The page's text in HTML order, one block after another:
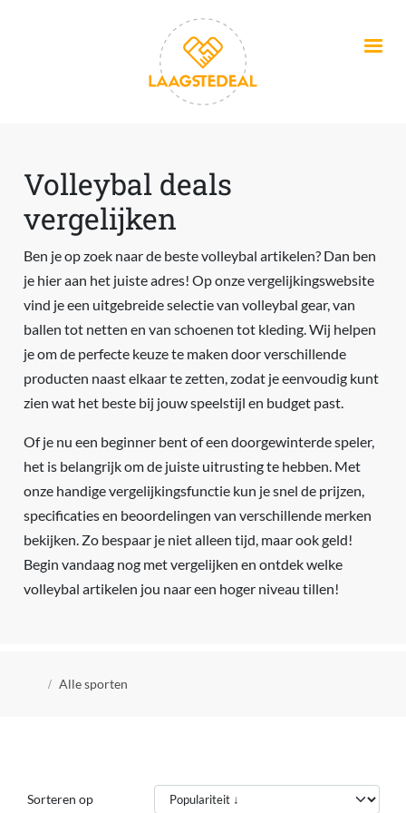
Volleybal deals
vergelijken
Ben je op zoek naar de beste volleybal artikelen? Dan ben
je hier aan het juiste adres! Op onze vergelijkingswebsite
vind je een uitgebreide selectie van volleybal gear, van
ballen tot netten en van schoenen tot kleding. Wij helpen
je om de perfecte keuze te maken door verschillende
producten naast elkaar te zetten, zodat je eenvoudig kunt
zien wat het beste bij jouw speelstijl en budget past.
Of je nu een beginner bent of een doorgewinterde speler,
het is belangrijk om de juiste uitrusting te hebben. Met
onze handige vergelijkingsfunctie kun je snel de prijzen,
specificaties en beoordelingen van verschillende merken
bekijken. Zo bespaar je niet alleen tijd, maar ook geld!
Begin vandaag nog met vergelijken en ontdek welke
volleybal artikelen jou naar een hoger niveau tillen!
Kruimelpad
Alle sporten
Sorteren op